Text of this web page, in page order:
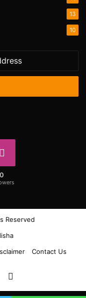
13
10
0
Reserved
Contact Us
Instagram